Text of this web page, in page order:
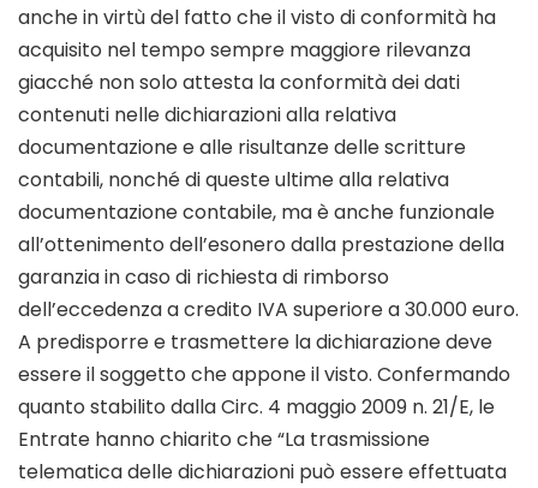
anche in virtù del fatto che il visto di conformità ha
acquisito nel tempo sempre maggiore rilevanza
giacché non solo attesta la conformità dei dati
contenuti nelle dichiarazioni alla relativa
documentazione e alle risultanze delle scritture
contabili, nonché di queste ultime alla relativa
documentazione contabile, ma è anche funzionale
all’ottenimento dell’esonero dalla prestazione della
garanzia in caso di richiesta di rimborso
dell’eccedenza a credito IVA superiore a 30.000 euro.
A predisporre e trasmettere la dichiarazione deve
essere il soggetto che appone il visto. Confermando
quanto stabilito dalla Circ. 4 maggio 2009 n. 21/E, le
Entrate hanno chiarito che “La trasmissione
telematica delle dichiarazioni può essere effettuata